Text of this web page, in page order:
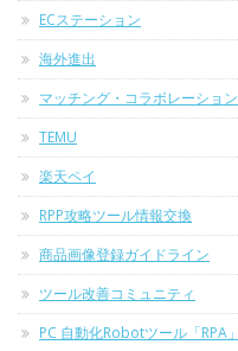
ECステーション
海外進出
マッチング・コラボレーション
TEMU
楽天ペイ
RPP攻略ツール情報交換
商品画像登録ガイドライン
ツール改善コミュニティ
PC 自動化Robotツール「RPA」